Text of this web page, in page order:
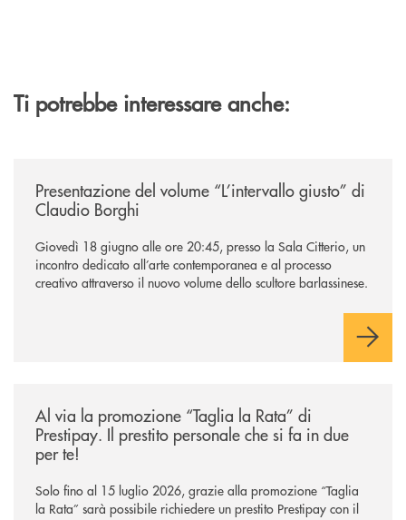
Ti potrebbe interessare anche:
Presentazione del volume “L’intervallo giusto” di
Claudio Borghi
Giovedì 18 giugno alle ore 20:45, presso la Sala Citterio, un
incontro dedicato all’arte contemporanea e al processo
creativo attraverso il nuovo volume dello scultore barlassinese.
Al via la promozione “Taglia la Rata” di
Prestipay. Il prestito personale che si fa in due
per te!
Solo fino al 15 luglio 2026, grazie alla promozione “Taglia
la Rata” sarà possibile richiedere un prestito Prestipay con il